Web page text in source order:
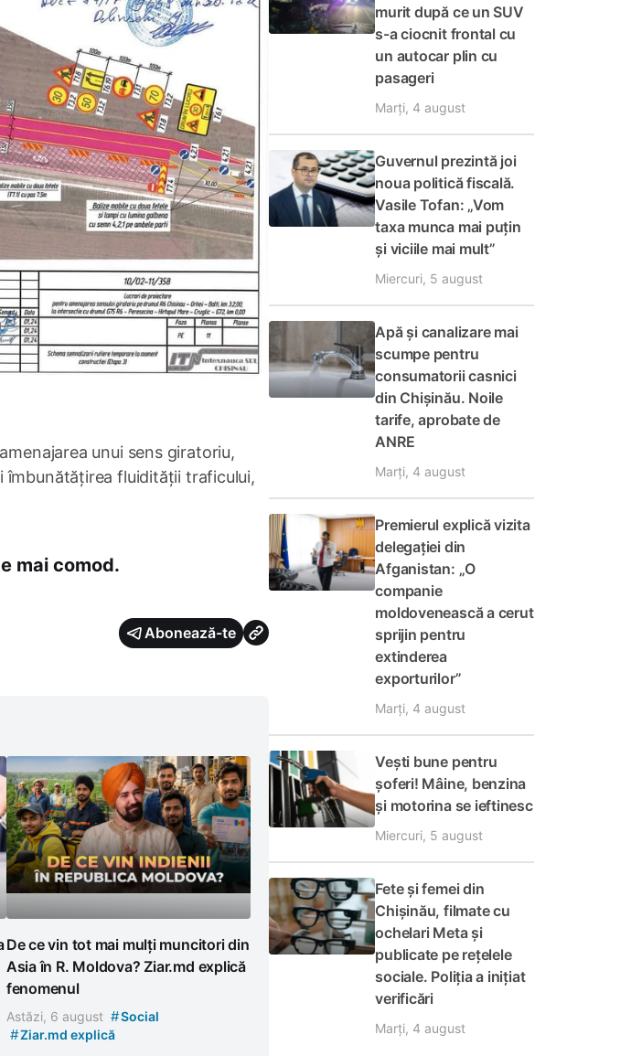
unui sens giratoriu,
îmbunătățirea fluidității traficului,
mai comod.
Abonează-te
De ce vin tot mai mulți muncitori din
Asia în R. Moldova? Ziar.md explică
fenomenul
Astăzi, 6 august #Social
#Ziar.md explică
murit după ce un SUV
s-a ciocnit frontal cu
un autocar plin cu
pasageri
Marți, 4 august
Guvernul prezintă joi
noua politică fiscală.
Vasile Tofan: „Vom
taxa munca mai puțin
și viciile mai mult”
Miercuri, 5 august
Apă și canalizare mai
scumpe pentru
consumatorii casnici
din Chișinău. Noile
tarife, aprobate de
ANRE
Marți, 4 august
Premierul explică vizita
delegației din
Afganistan: „O
companie
moldovenească a cerut
sprijin pentru
extinderea
exporturilor”
Marți, 4 august
Vești bune pentru
șoferi! Mâine, benzina
și motorina se ieftinesc
Miercuri, 5 august
Fete și femei din
Chișinău, filmate cu
ochelari Meta și
publicate pe rețelele
sociale. Poliția a inițiat
verificări
Marți, 4 august